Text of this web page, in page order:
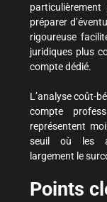
préparer
rigoureuse
juridiques plus
compte dédié.
L’analyse coût-
compte
représentent
seuil où les
largement le
Points